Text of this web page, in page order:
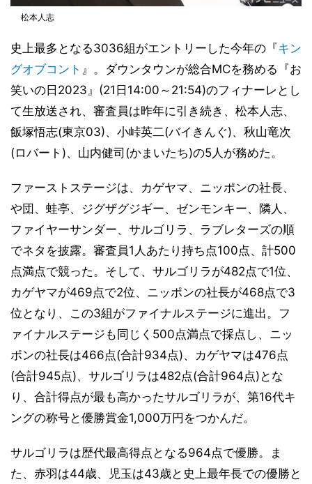
松本人志
史上最多となる3036組がエントリーした今年の『キン
グオブコント 』。ダウンタウンが総合MCを務める『お
笑いの日2023』(21日14:00～21:54)のフィナーレとし
て生放送され、審査員は昨年に引き続き、松本人志、
飯塚悟志(東京03)、小峠英二(バイきんぐ)、秋山竜次
(ロバート)、山内健司(かまいたち)の5人が務めた。
ファーストステージは、カゲヤマ、ニッポンの社長、
や団、蛙亭、ジグザグジギー、ゼンモンキー、隣人、
ファイヤーサンダー、サルゴリラ、ラブレターズの順
でネタを披露。審査員1人あたり持ち点100点、計500
点満点で競った。そして、サルゴリラが482点で1位、
カゲヤマが469点で2位、ニッポンの社長が468点で3
位となり、この3組がファイナルステージに進出。フ
ァイナルステージも同じく500点満点で採点し、ニッ
ポンの社長は466点(合計934点)、カゲヤマは476点
(合計945点)、サルゴリラは482点(合計964点)とな
り、合計得点が最も高かったサルゴリラが、第16代キ
ングの称号と優勝賞金1,000万円をつかんだ。
サルゴリラは歴代最高得点となる964点で優勝。ま
た、赤羽は44歳、児玉は43歳と史上最年長での優勝と